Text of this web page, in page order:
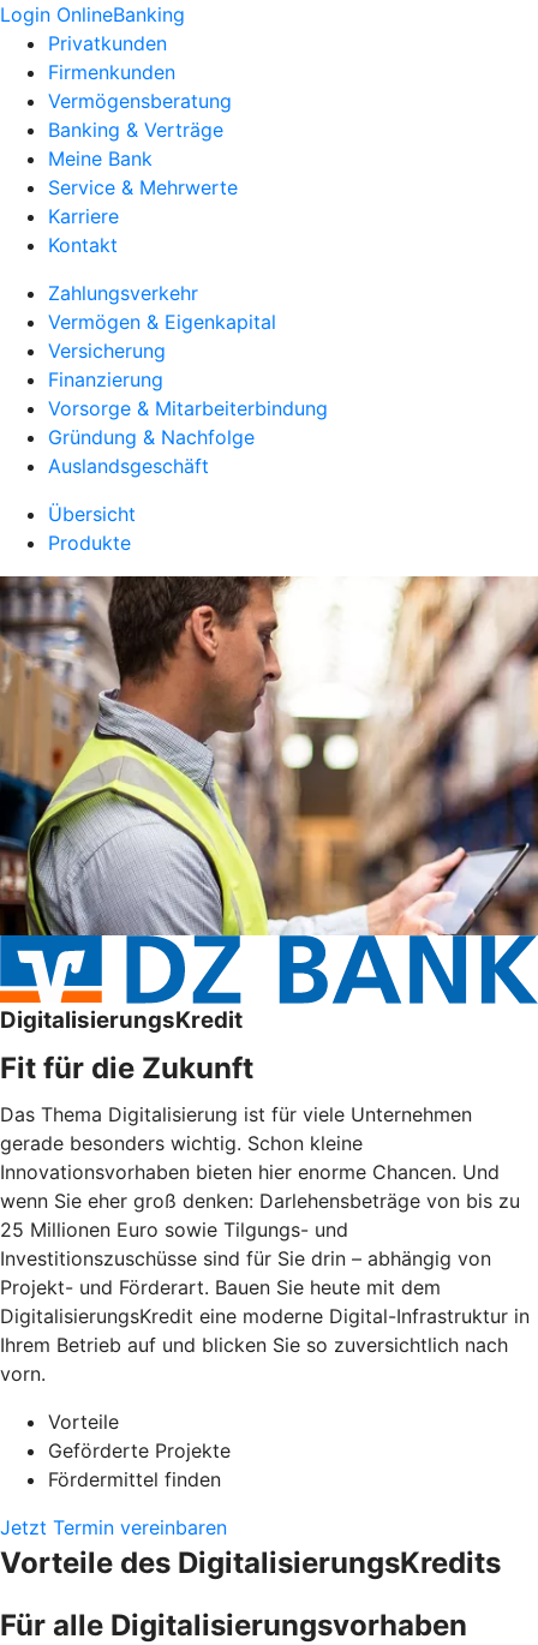
Login OnlineBanking
Privatkunden
Firmenkunden
Vermögensberatung
Banking & Verträge
Meine Bank
Service & Mehrwerte
Karriere
Kontakt
Zahlungsverkehr
Vermögen & Eigenkapital
Versicherung
Finanzierung
Vorsorge & Mitarbeiterbindung
Gründung & Nachfolge
Auslandsgeschäft
Übersicht
Produkte
DigitalisierungsKredit
Fit für die Zukunft
Das Thema Digitalisierung ist für viele Unternehmen
gerade besonders wichtig. Schon kleine
Innovationsvorhaben bieten hier enorme Chancen. Und
wenn Sie eher groß denken: Darlehensbeträge von bis zu
25 Millionen Euro sowie Tilgungs- und
Investitionszuschüsse sind für Sie drin – abhängig von
Projekt- und Förderart. Bauen Sie heute mit dem
DigitalisierungsKredit eine moderne Digital-Infrastruktur in
Ihrem Betrieb auf und blicken Sie so zuversichtlich nach
vorn.
Vorteile
Geförderte Projekte
Fördermittel finden
Jetzt Termin vereinbaren
Vorteile des DigitalisierungsKredits
Für alle Digitalisierungsvorhaben